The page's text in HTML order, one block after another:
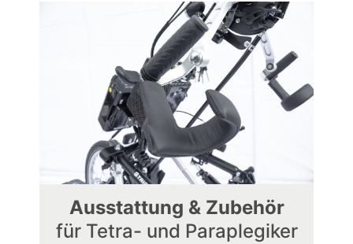
Ausstattung & Zubehör
für Tetra- und Paraplegiker